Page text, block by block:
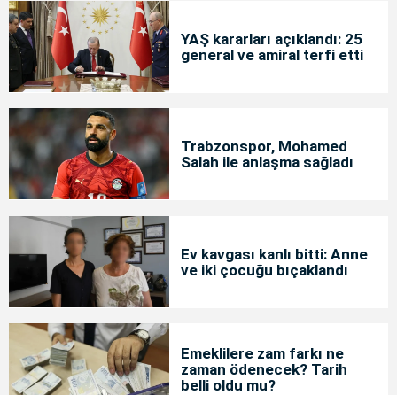
YAŞ kararları açıklandı: 25
general ve amiral terfi etti
Trabzonspor, Mohamed
Salah ile anlaşma sağladı
Ev kavgası kanlı bitti: Anne
ve iki çocuğu bıçaklandı
Emeklilere zam farkı ne
zaman ödenecek? Tarih
belli oldu mu?